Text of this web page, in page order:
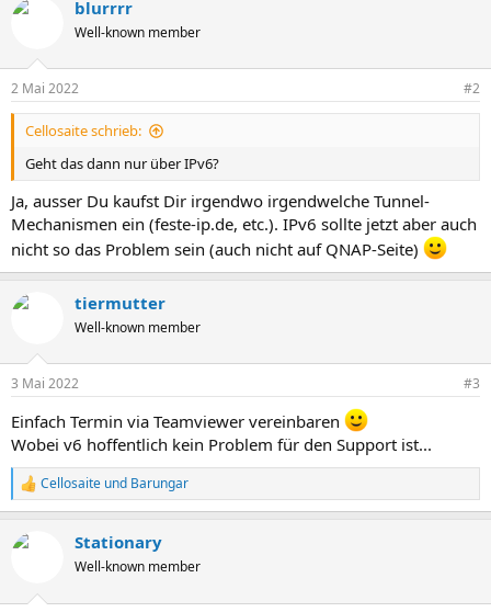
blurrrr
Well-known member
2 Mai 2022 #2
Cellosaite schrieb:
Geht das dann nur über IPv6?
Ja, ausser Du kaufst Dir irgendwo irgendwelche Tunnel-
Mechanismen ein (feste-ip.de, etc.). IPv6 sollte jetzt aber auch
nicht so das Problem sein (auch nicht auf QNAP-Seite)
tiermutter
Well-known member
3 Mai 2022 #3
Einfach Termin via Teamviewer vereinbaren
Wobei v6 hoffentlich kein Problem für den Support ist...
R
e
k
Cellosaite und Barungar
Stationary
Well-known member